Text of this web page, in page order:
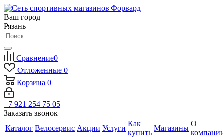
Ваш город
Рязань
Сравнение0
Отложенные 0
Корзина 0
+7 921 254 75 05
Заказать звонок
Каталог Велосервис Акции Услуги
Как
купить
Магазины
О